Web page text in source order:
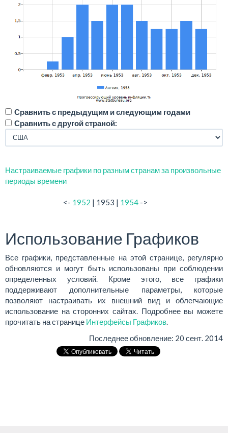
Сравнить с предыдущим и следующим годами
Сравнить с другой страной:
Настраиваемые графики по разным странам за произвольные
периоды времени
<- 1952 | 1953 | 1954 ->
Использование Графиков
Все графики, представленные на этой странице, регулярно
обновляются и могут быть использованы при соблюдении
определенных условий. Кроме этого, все графики
поддерживают дополнительные параметры, которые
позволяют настраивать их внешний вид и облегчающие
использование на сторонних сайтах. Подробнее вы можете
прочитать на странице Интерфейсы Графиков.
Последнее обновление: 20 сент. 2014